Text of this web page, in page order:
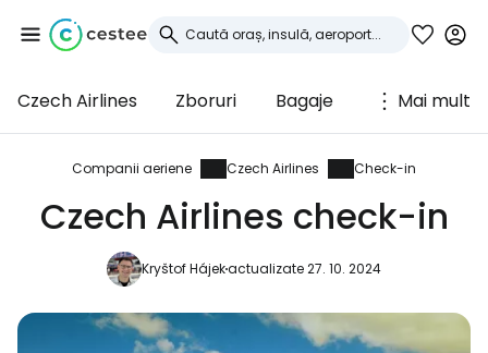
Czech Airlines Zboruri Bagaje Mai mult
Companii aeriene Czech Airlines Check-in
Czech Airlines check-in
Kryštof Hájekactualizate 27. 10. 2024
Conectați-vă la
Cestee
... comunitatea mondială a călătorilor